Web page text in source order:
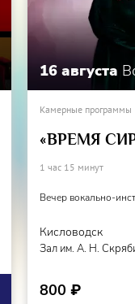
16 августа
Камерные программы
«ВРЕМЯ
1 час 15 минут
Вечер вокально-
Кисловодск
Зал им. А. Н.
800 ₽